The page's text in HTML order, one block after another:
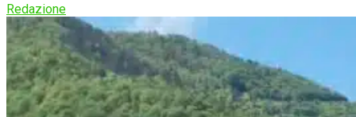
Redazione